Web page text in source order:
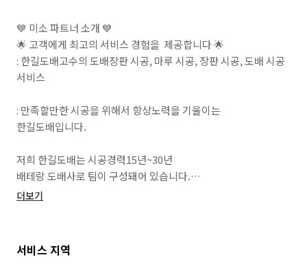
💙 미소 파트너 소개 💙
🌟 고객에게 최고의 서비스 경험을  제공합니다 🌟
: 한길도배고수의 도배장판 시공, 마루 시공, 장판 시공, 도배 시공
서비스
: 만족할만한 시공을 위해서 항상노력을 기울이는
한길도배입니다.
저희 한길도배는 시공경력15년~30년
배테랑 도배사로 팀이 구성돼어 있습니다.
시공전 실측및 사전답사 (가격 품질 A/S)
더보기
서비스 지역